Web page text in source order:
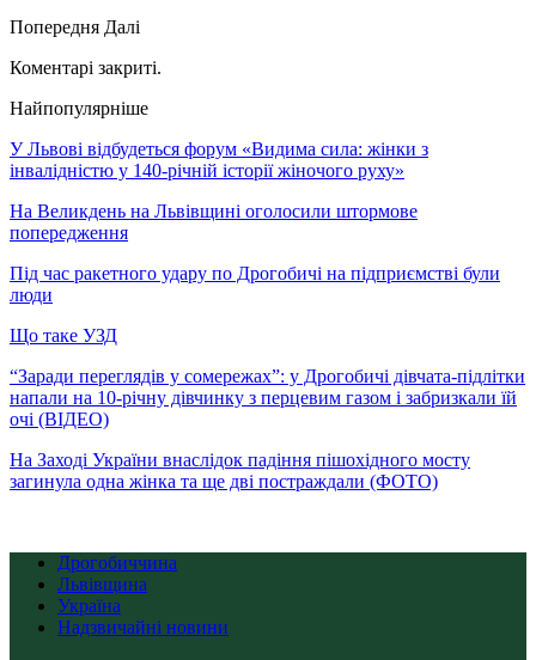
Попередня Далі
Коментарі закриті.
Найпопулярніше
У Львові відбудеться форум «Видима сила: жінки з
інвалідністю у 140-річній історії жіночого руху»
На Великдень на Львівщині оголосили штормове
попередження
Під час ракетного удару по Дрогобичі на підприємстві були
люди
Що таке УЗД
“Заради переглядів у сомережах”: у Дрогобичі дівчата-підлітки
напали на 10-річну дівчинку з перцевим газом і забризкали їй
очі (ВІДЕО)
На Заході України внаслідок падіння пішохідного мосту
загинула одна жінка та ще дві постраждали (ФОТО)
Дрогобиччина
Львівщина
Україна
Надзвичайні новини